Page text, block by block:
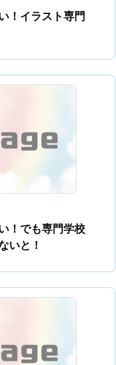
！イラスト専門
！でも専門学校
いと！